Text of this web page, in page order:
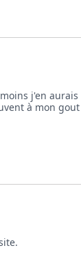
j'en
à mon gout